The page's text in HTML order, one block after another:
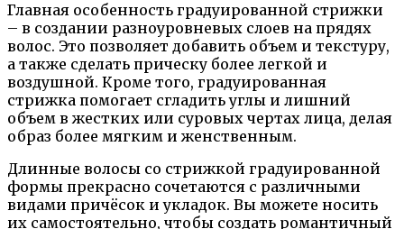
Главная особенность градуированной стрижки
– в создании разноуровневых слоев на прядях
волос. Это позволяет добавить объем и текстуру,
а также сделать прическу более легкой и
воздушной. Кроме того, градуированная
стрижка помогает сгладить углы и лишний
объем в жестких или суровых чертах лица, делая
образ более мягким и женственным.
Длинные волосы со стрижкой градуированной
формы прекрасно сочетаются с различными
видами причёсок и укладок. Вы можете носить
их самостоятельно, чтобы создать романтичный